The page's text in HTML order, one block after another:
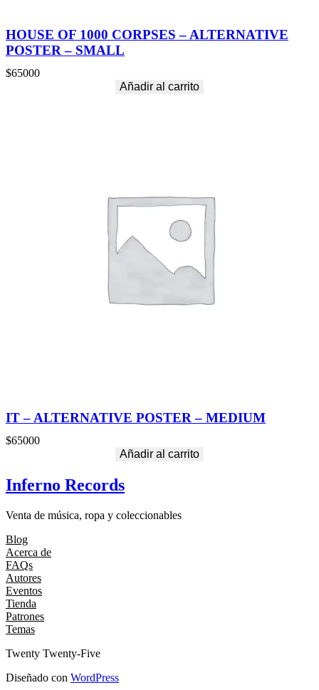
HOUSE OF 1000 CORPSES – ALTERNATIVE
POSTER – SMALL
$65000
Añadir al carrito
IT – ALTERNATIVE POSTER – MEDIUM
$65000
Añadir al carrito
Inferno Records
Venta de música, ropa y coleccionables
Blog
Acerca de
FAQs
Autores
Eventos
Tienda
Patrones
Temas
Twenty Twenty-Five
Diseñado con WordPress